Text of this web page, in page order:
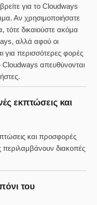
για το Cloudways
Αν χρησιμοποιήσατε
δικαιούστε ακόμα
αλλά αφού οι
για περισσότερες φορές
Cloudways απευθύνονται
εκπτώσεις και
και προσφορές
περιλαμβάνουν διακοπές
του